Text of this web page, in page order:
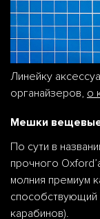
Линейку
органайзеров, о
Мешки
По сути в
прочного
молния премиум
способствующий
карабинов).